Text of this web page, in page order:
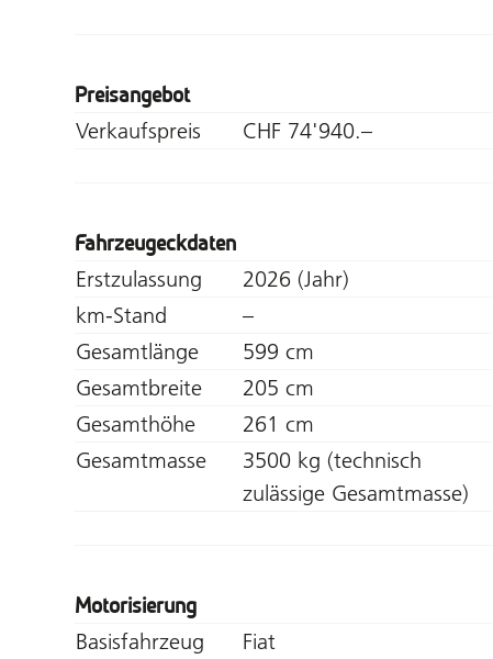
Preisangebot
Verkaufspreis CHF 74'940.–
Fahrzeugeckdaten
Erstzulassung
2026 (Jahr)
km-Stand
–
Gesamtlänge
599 cm
Gesamtbreite
205 cm
Gesamthöhe
261 cm
Gesamtmasse
3500 kg (technisch
zulässige Gesamtmasse)
Motorisierung
Basisfahrzeug
Fiat